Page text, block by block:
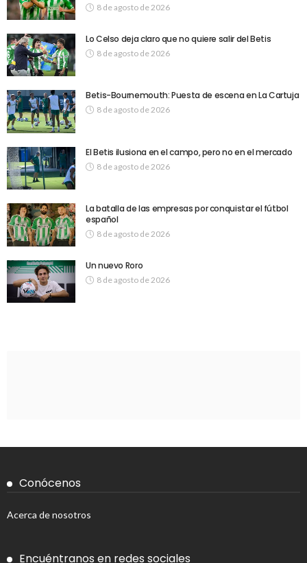
8 de agosto de 2026
Lo Celso deja claro que no quiere salir del Betis
8 de agosto de 2026
Betis-Bournemouth: Puesta de escena en La Cartuja
8 de agosto de 2026
El Betis ilusiona en el campo, pero no en el mercado
8 de agosto de 2026
La batalla de las empresas por conquistar el fútbol
español
8 de agosto de 2026
Un nuevo Roro
8 de agosto de 2026
Conócenos
Acerca de nosotros
Encuéntranos en redes sociales